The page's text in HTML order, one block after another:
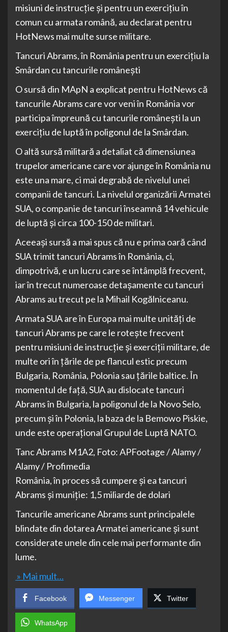
misiuni de instrucție și pentru un exercițiu în
comun cu armata română, au declarat pentru
HotNews mai multe surse militare.
Tancuri Abrams, în România pentru un exercițiu la
Smârdan cu tancurile românești
O sursă din MApN a explicat pentru HotNews că
tancurile Abrams care vor veni în România vor
participa împreună cu tancurile românești la un
exercițiu de luptă în poligonul de la Smârdan.
O altă sursă militară a detaliat că dimensiunea
trupelor americane care vor ajunge în România nu
este una mare, ci mai degrabă de nivelul unei
companii de tancuri. La nivelul organizării Armatei
SUA, o companie de tancuri înseamnă 14 vehicule
de luptă și circa 100-150 de militari.
Aceeași sursă a mai spus că nu e prima oară când
SUA trimit tancuri Abrams în România, ci,
dimpotrivă, e un lucru care se întâmplă frecvent,
iar în trecut numeroase detașamente cu tancuri
Abrams au trecut pe la Mihail Kogălniceanu.
Armata SUA are în Europa mai multe unități de
tancuri Abrams pe care le rotește frecvent
pentru misiuni de instrucție și exerciții militare, de
multe ori în țările de pe flancul estic precum
Bulgaria, România, Polonia sau țările baltice. În
momentul de față, SUA au dislocate tancuri
Abrams în Bulgaria, la poligonul de la Novo Selo,
precum și în Polonia, la baza de la Bemowo Piskie,
unde este operațional Grupul de Luptă NATO.
Tanc Abrams M1A2, Foto: APFootage / Alamy /
Alamy / Profimedia
România, în proces să cumpere și ea tancuri
Abrams și muniție: 1,5 miliarde de dolari
Tancurile americane Abrams sunt principalele
blindate din dotarea Armatei americane și sunt
considerate unele din cele mai performante din
lume.
» Mai mult…
Facebook Messenger Twitter
WhatsApp